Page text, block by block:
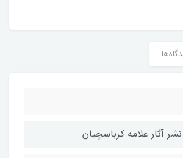
آثار علامه كرباسچيان